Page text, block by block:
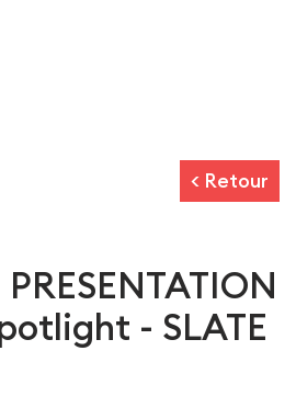
< Retour
- SLATE